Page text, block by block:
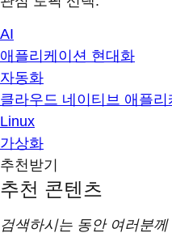
AI
애플리케이션 현대화
자동화
클라우드 네이티브 애플리
Linux
가상화
추천받기
추천 콘텐츠
검색하시는 동안 여러분